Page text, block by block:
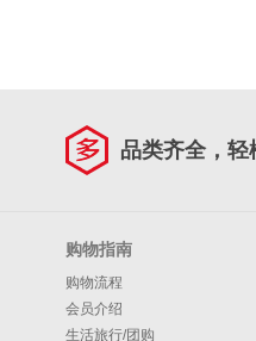
品类齐全，轻
购物指南
购物流程
会员介绍
生活旅行/团购